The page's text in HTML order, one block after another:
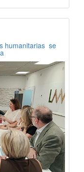
humanitarias se